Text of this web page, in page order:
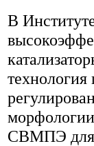
В
СВМПЭ для